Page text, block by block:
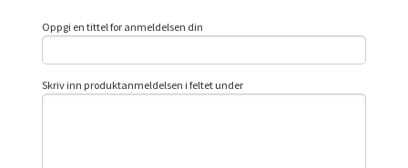
Oppgi en tittel for anmeldelsen din
Skriv inn produktanmeldelsen i feltet under